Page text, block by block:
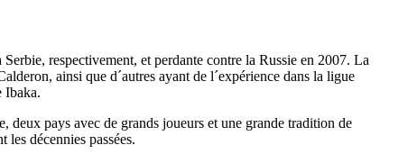
respectivement, et perdante contre la Russie en 2007. La
ainsi que d´autres ayant de l´expérience dans la ligue
Ibaka.
pays avec de grands joueurs et une grande tradition de
décennies passées.